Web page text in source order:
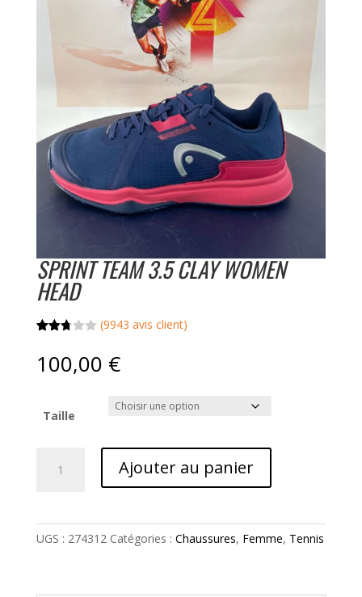
SPRINT TEAM 3.5 CLAY WOMEN
HEAD
sur 5
ns
client
(9943 avis client)
100,00 €
Taille
Ajouter au panier
UGS : 274312 Catégories : Chaussures, Femme, Tennis